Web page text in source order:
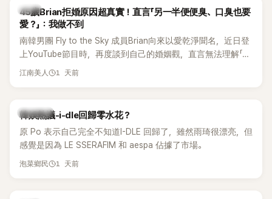
韓星
45歲Brian拒婚原因超真實！直言「另一半便便臭、口臭也要
愛？」：我做不到
南韓男團 Fly to the Sky 成員Brian向來以愛乾淨聞名，近日登
上YouTube節目時，再度談到自己的婚姻觀，直言無法理解「連
另一半的口臭、便便臭都要愛」這種說法，更大方表明自己是不
江南美人 1 天前
熱議討論
韓娛熱議-i-dle回歸零水花？
原 Po 表示自己完全不知道I-DLE 回歸了，雖然雨琦很漂亮，但
感覺是因為 LE SSERAFIM 和 aespa 佔據了市場。
泡菜鄉民 1 天前